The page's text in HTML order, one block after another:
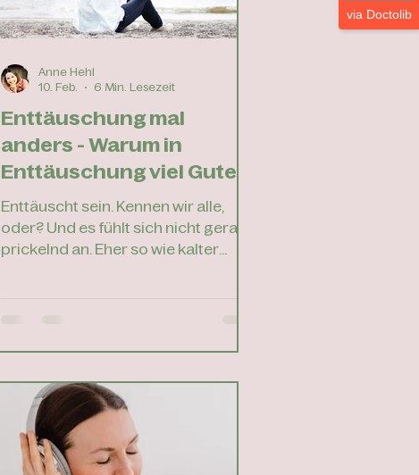
via Doctolib
Enttäuschung mal
anders - Warum in
Enttäuschung viel Gutes
steckt
Enttäuscht sein. Kennen wir alle,
oder? Und es fühlt sich nicht gerade
prickelnd an. Eher so wie kalter
zugleich. Enttäuschung hat viele
Gesichter: die Freundin, die zum
dritten Mal in Folge absagt. Der
Partner, der vergessen hat, dass
heute euer Jahrestag ist. Die
Beförderung, die an jemand
Anne Hehl
10. Feb.
6 Min. Lesezeit